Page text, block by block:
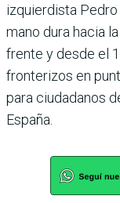
izquierdista
mano dura hacia
frente y desde el
fronterizos en
para ciudadanos
España.